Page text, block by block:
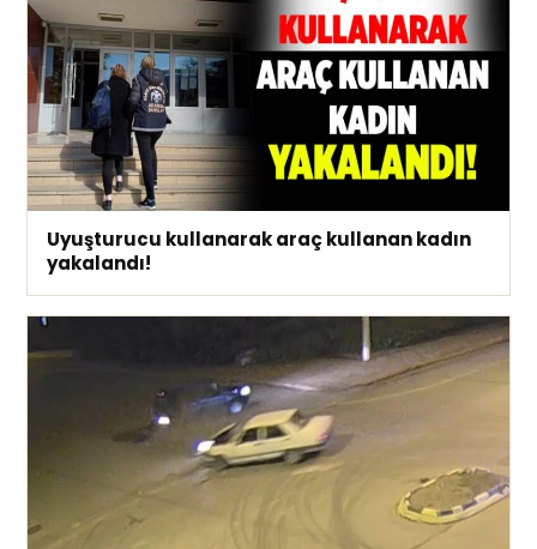
Uyuşturucu kullanarak araç kullanan kadın
yakalandı!